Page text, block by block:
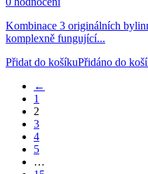
Kombinace 3 originálních
komplexně fungující...
Přidat do košíkuPřidáno do
←
1
2
3
4
5
…